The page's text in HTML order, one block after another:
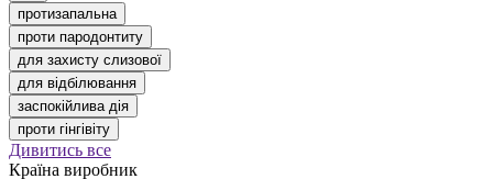
протизапальна
проти пародонтиту
для захисту слизової
для відбілювання
заспокійлива дія
проти гінгівіту
Дивитись все
Країна виробник